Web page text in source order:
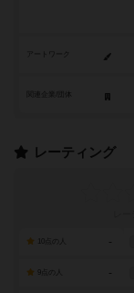
アートワーク
レーティング
-
-